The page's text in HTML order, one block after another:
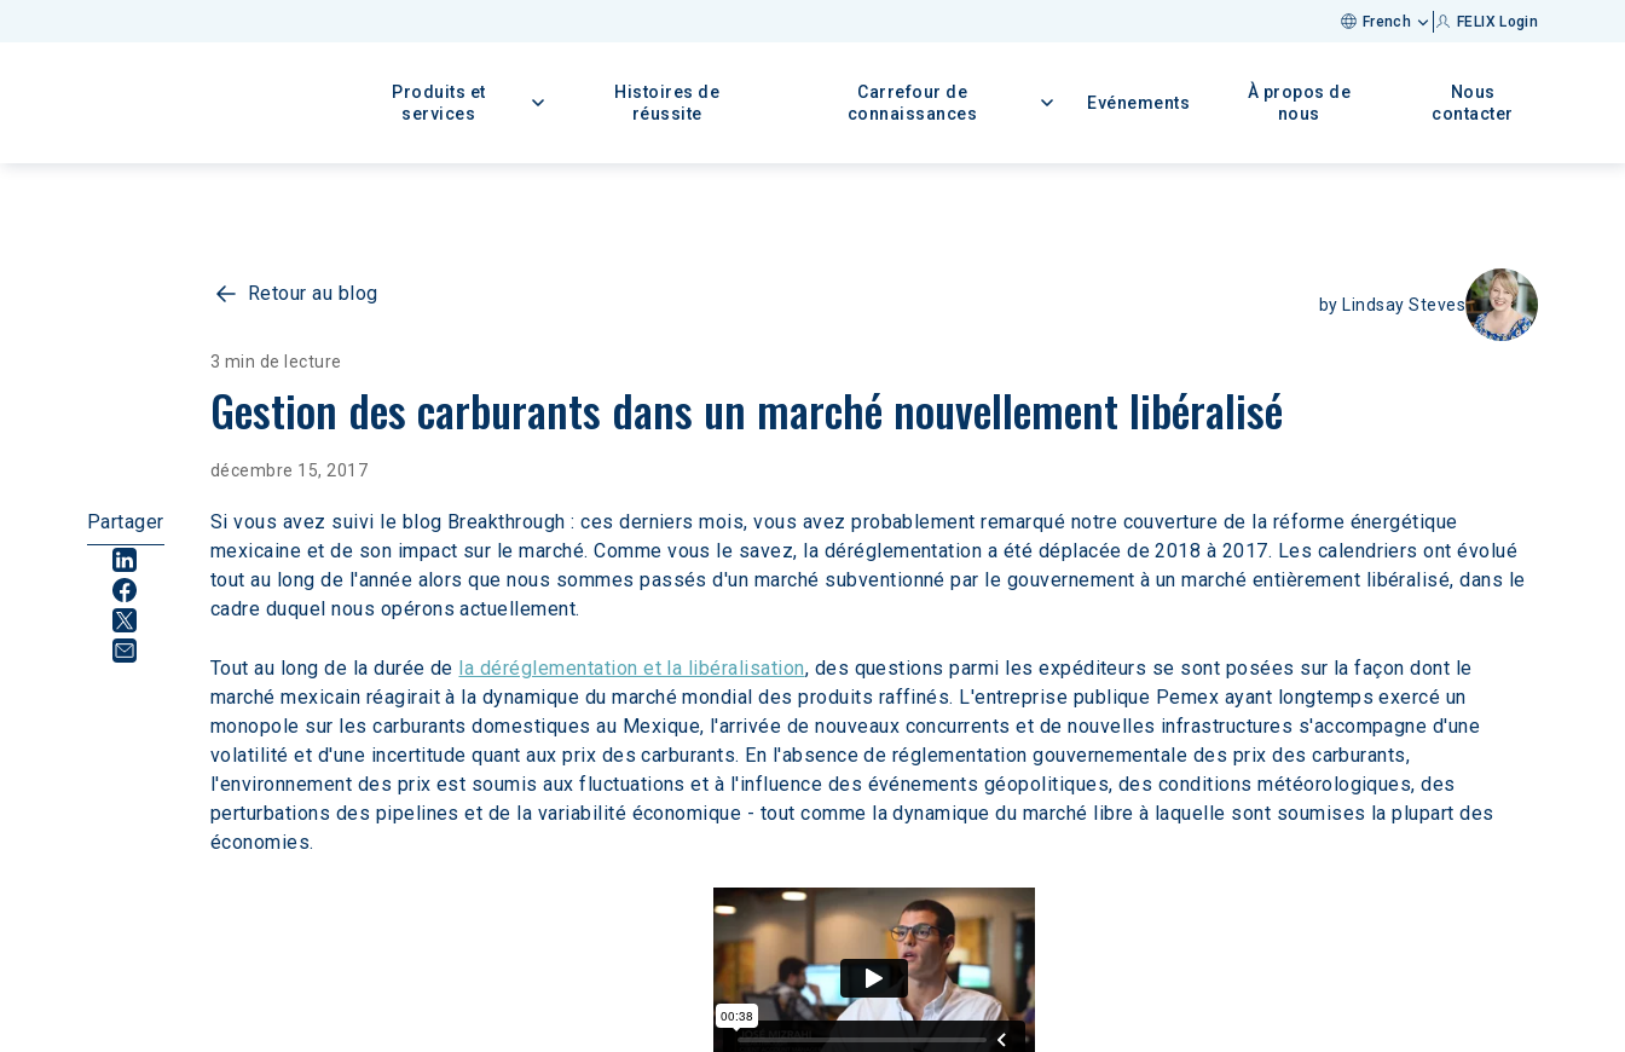
French FELIX Login
Produits et
services
Histoires de
réussite
Carrefour de
connaissances
Evénements
À propos de
nous
Nous
contacter
Retour au blog byLindsay Steves
3 min de lecture
Gestion des carburants dans un marché nouvellement libéralisé
décembre 15, 2017
Partager
Si vous avez suivi le blog Breakthrough : ces derniers mois, vous avez probablement remarqué notre couverture de la réforme énergétique
mexicaine et de son impact sur le marché. Comme vous le savez, la déréglementation a été déplacée de 2018 à 2017. Les calendriers ont évolué
tout au long de l'année alors que nous sommes passés d'un marché subventionné par le gouvernement à un marché entièrement libéralisé, dans le
cadre duquel nous opérons actuellement.
Tout au long de la durée de la déréglementation et la libéralisation, des questions parmi les expéditeurs se sont posées sur la façon dont le
marché mexicain réagirait à la dynamique du marché mondial des produits raffinés. L'entreprise publique Pemex ayant longtemps exercé un
monopole sur les carburants domestiques au Mexique, l'arrivée de nouveaux concurrents et de nouvelles infrastructures s'accompagne d'une
volatilité et d'une incertitude quant aux prix des carburants. En l'absence de réglementation gouvernementale des prix des carburants,
l'environnement des prix est soumis aux fluctuations et à l'influence des événements géopolitiques, des conditions météorologiques, des
perturbations des pipelines et de la variabilité économique - tout comme la dynamique du marché libre à laquelle sont soumises la plupart des
économies.